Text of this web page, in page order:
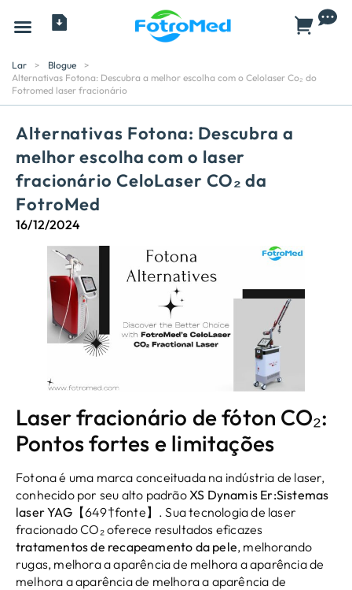
Lar > Blogue
>
Alternativas Fotona: Descubra a melhor escolha com o Celolaser Co₂ do
Fotromed laser fracionário
Alternativas Fotona: Descubra a
melhor escolha com o laser
fracionário CeloLaser CO₂ da
FotroMed
16/12/2024
Laser fracionário de fóton CO₂:
Pontos fortes e limitações
Fotona é uma marca conceituada na indústria de laser,
conhecido por seu alto padrão XS Dynamis Er:Sistemas
laser YAG【649†fonte】. Sua tecnologia de laser
fracionado CO₂ oferece resultados eficazes
tratamentos de recapeamento da pele, melhorando
rugas, melhora a aparência de melhora a aparência de
melhora a aparência de melhora a aparência de